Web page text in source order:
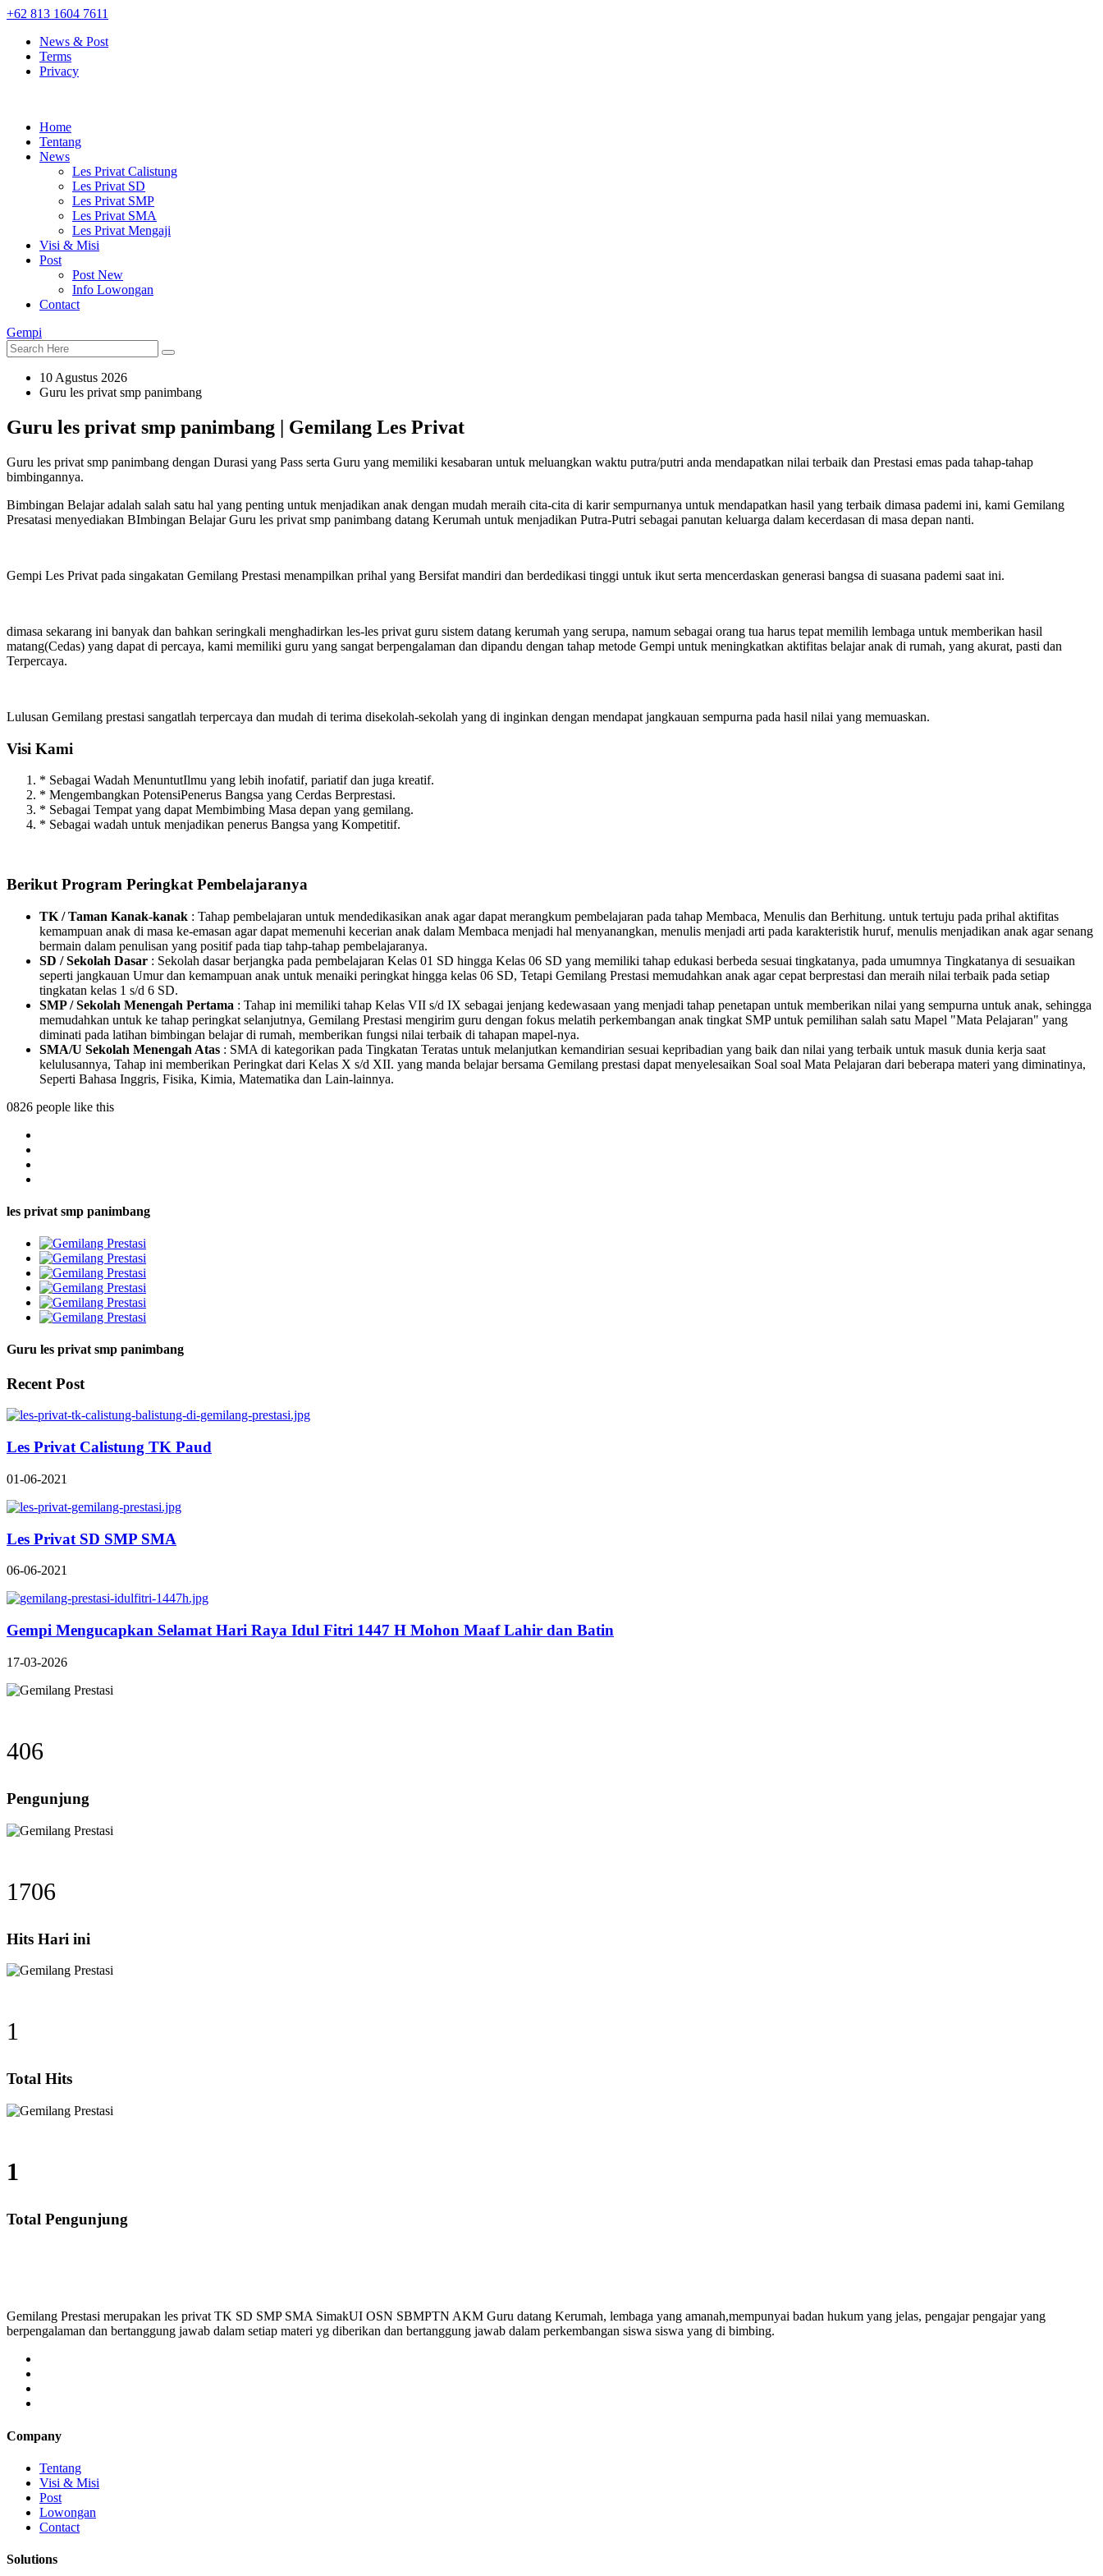
+62 813 1604 7611
News & Post
Terms
Privacy
Home
Tentang
News
Les Privat Calistung
Les Privat SD
Les Privat SMP
Les Privat SMA
Les Privat Mengaji
Visi & Misi
Post
Post New
Info Lowongan
Contact
Gempi
10 Agustus 2026
Guru les privat smp panimbang
Guru les privat smp panimbang | Gemilang Les Privat
Guru les privat smp panimbang dengan Durasi yang Pass serta Guru yang memiliki kesabaran untuk meluangkan waktu putra/putri anda mendapatkan nilai terbaik dan Prestasi emas pada tahap-tahap
bimbingannya.
Bimbingan Belajar adalah salah satu hal yang penting untuk menjadikan anak dengan mudah meraih cita-cita di karir sempurnanya untuk mendapatkan hasil yang terbaik dimasa pademi ini, kami Gemilang
Presatasi menyediakan BImbingan Belajar Guru les privat smp panimbang datang Kerumah untuk menjadikan Putra-Putri sebagai panutan keluarga dalam kecerdasan di masa depan nanti.
Gempi Les Privat pada singakatan Gemilang Prestasi menampilkan prihal yang Bersifat mandiri dan berdedikasi tinggi untuk ikut serta mencerdaskan generasi bangsa di suasana pademi saat ini.
dimasa sekarang ini banyak dan bahkan seringkali menghadirkan les-les privat guru sistem datang kerumah yang serupa, namum sebagai orang tua harus tepat memilih lembaga untuk memberikan hasil
matang(Cedas) yang dapat di percaya, kami memiliki guru yang sangat berpengalaman dan dipandu dengan tahap metode Gempi untuk meningkatkan aktifitas belajar anak di rumah, yang akurat, pasti dan
Terpercaya.
Lulusan Gemilang prestasi sangatlah terpercaya dan mudah di terima disekolah-sekolah yang di inginkan dengan mendapat jangkauan sempurna pada hasil nilai yang memuaskan.
Visi Kami
* Sebagai Wadah MenuntutIlmu yang lebih inofatif, pariatif dan juga kreatif.
* Mengembangkan PotensiPenerus Bangsa yang Cerdas Berprestasi.
* Sebagai Tempat yang dapat Membimbing Masa depan yang gemilang.
* Sebagai wadah untuk menjadikan penerus Bangsa yang Kompetitif.
Berikut Program Peringkat Pembelajaranya
TK / Taman Kanak-kanak : Tahap pembelajaran untuk mendedikasikan anak agar dapat merangkum pembelajaran pada tahap Membaca, Menulis dan Berhitung. untuk tertuju pada prihal aktifitas
kemampuan anak di masa ke-emasan agar dapat memenuhi kecerian anak dalam Membaca menjadi hal menyanangkan, menulis menjadi arti pada karakteristik huruf, menulis menjadikan anak agar senang
bermain dalam penulisan yang positif pada tiap tahp-tahap pembelajaranya.
SD / Sekolah Dasar : Sekolah dasar berjangka pada pembelajaran Kelas 01 SD hingga Kelas 06 SD yang memiliki tahap edukasi berbeda sesuai tingkatanya, pada umumnya Tingkatanya di sesuaikan
seperti jangkauan Umur dan kemampuan anak untuk menaiki peringkat hingga kelas 06 SD, Tetapi Gemilang Prestasi memudahkan anak agar cepat berprestasi dan meraih nilai terbaik pada setiap
tingkatan kelas 1 s/d 6 SD.
SMP / Sekolah Menengah Pertama : Tahap ini memiliki tahap Kelas VII s/d IX sebagai jenjang kedewasaan yang menjadi tahap penetapan untuk memberikan nilai yang sempurna untuk anak, sehingga
memudahkan untuk ke tahap peringkat selanjutnya, Gemilang Prestasi mengirim guru dengan fokus melatih perkembangan anak tingkat SMP untuk pemilihan salah satu Mapel "Mata Pelajaran" yang
diminati pada latihan bimbingan belajar di rumah, memberikan fungsi nilai terbaik di tahapan mapel-nya.
SMA/U Sekolah Menengah Atas : SMA di kategorikan pada Tingkatan Teratas untuk melanjutkan kemandirian sesuai kepribadian yang baik dan nilai yang terbaik untuk masuk dunia kerja saat
kelulusannya, Tahap ini memberikan Peringkat dari Kelas X s/d XII. yang manda belajar bersama Gemilang prestasi dapat menyelesaikan Soal soal Mata Pelajaran dari beberapa materi yang diminatinya,
Seperti Bahasa Inggris, Fisika, Kimia, Matematika dan Lain-lainnya.
0826 people like this
les privat smp panimbang
Guru les privat smp panimbang
Recent Post
Les Privat Calistung TK Paud
01-06-2021
Les Privat SD SMP SMA
06-06-2021
Gempi Mengucapkan Selamat Hari Raya Idul Fitri 1447 H Mohon Maaf Lahir dan Batin
17-03-2026
406
Pengunjung
1706
Hits Hari ini
1
Total Hits
1
Total Pengunjung
Gemilang Prestasi merupakan les privat TK SD SMP SMA SimakUI OSN SBMPTN AKM Guru datang Kerumah, lembaga yang amanah,mempunyai badan hukum yang jelas, pengajar pengajar yang
berpengalaman dan bertanggung jawab dalam setiap materi yg diberikan dan bertanggung jawab dalam perkembangan siswa siswa yang di bimbing.
Company
Tentang
Visi & Misi
Post
Lowongan
Contact
Solutions